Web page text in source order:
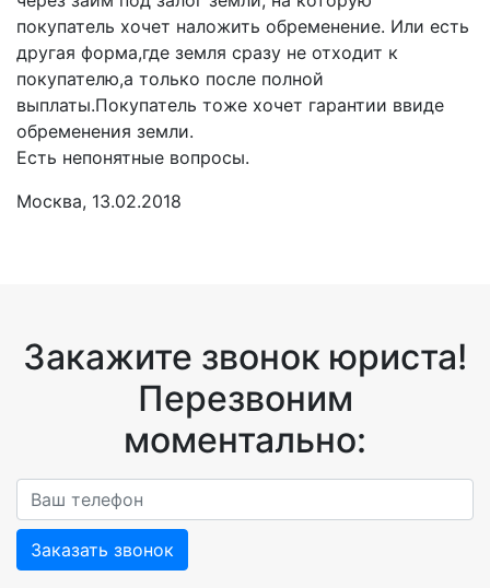
покупатель хочет наложить обременение. Или есть
другая форма,где земля сразу не отходит к
покупателю,а только после полной
выплаты.Покупатель тоже хочет гарантии ввиде
обременения земли.
Есть непонятные вопросы.
Москва, 13.02.2018
Закажите звонок юриста!
Перезвоним
моментально:
Заказать звонок